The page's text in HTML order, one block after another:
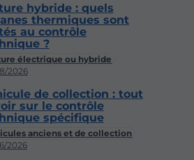
électrique ou hybride
2026
hybride : quels
thermiques sont
au contrôle
?
anciens et de collection
2026
de collection : tout
sur le contrôle
spécifique